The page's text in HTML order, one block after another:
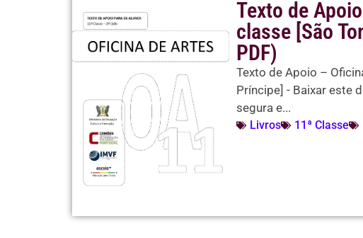
Texto de
classe [São
PDF)
Texto de Apoio –
Príncipe] - Baixar este
segura e...
Livros 11ª Classe